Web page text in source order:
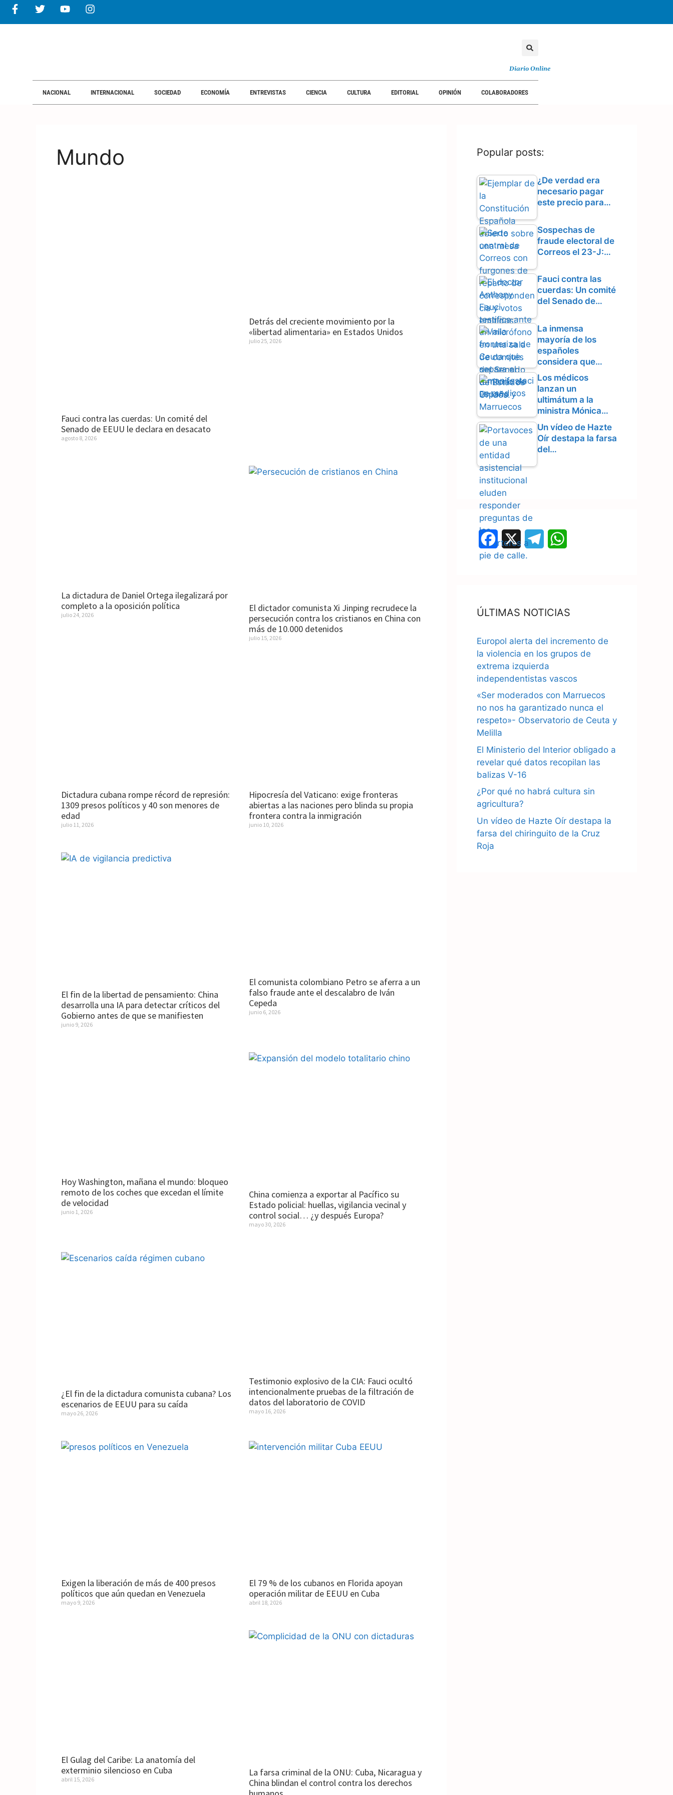
Diario Online
NACIONAL INTERNACIONAL SOCIEDAD ECONOMÍA ENTREVISTAS CIENCIA CULTURA EDITORIAL OPINIÓN COLABORADORES
Mundo
Fauci contra las cuerdas: Un comité del
Senado de EEUU le declara en desacato
agosto 8, 2026
Detrás del creciente movimiento por la
«libertad alimentaria» en Estados Unidos
julio 25, 2026
La dictadura de Daniel Ortega ilegalizará por
completo a la oposición política
julio 24, 2026
El dictador comunista Xi Jinping recrudece la
persecución contra los cristianos en China con
más de 10.000 detenidos
julio 15, 2026
Dictadura cubana rompe récord de represión:
1309 presos políticos y 40 son menores de
edad
julio 11, 2026
Hipocresía del Vaticano: exige fronteras
abiertas a las naciones pero blinda su propia
frontera contra la inmigración
junio 10, 2026
El fin de la libertad de pensamiento: China
desarrolla una IA para detectar críticos del
Gobierno antes de que se manifiesten
junio 9, 2026
El comunista colombiano Petro se aferra a un
falso fraude ante el descalabro de Iván
Cepeda
junio 6, 2026
Hoy Washington, mañana el mundo: bloqueo
remoto de los coches que excedan el límite
de velocidad
junio 1, 2026
China comienza a exportar al Pacífico su
Estado policial: huellas, vigilancia vecinal y
control social… ¿y después Europa?
mayo 30, 2026
¿El fin de la dictadura comunista cubana? Los
escenarios de EEUU para su caída
mayo 26, 2026
Testimonio explosivo de la CIA: Fauci ocultó
intencionalmente pruebas de la filtración de
datos del laboratorio de COVID
mayo 16, 2026
Exigen la liberación de más de 400 presos
políticos que aún quedan en Venezuela
mayo 9, 2026
El 79 % de los cubanos en Florida apoyan
operación militar de EEUU en Cuba
abril 18, 2026
El Gulag del Caribe: La anatomía del
exterminio silencioso en Cuba
abril 15, 2026
La farsa criminal de la ONU: Cuba, Nicaragua y
China blindan el control contra los derechos
Popular posts:
¿De verdad era
necesario pagar
este precio para…
Sospechas de
fraude electoral de
Correos el 23-J:…
Fauci contra las
cuerdas: Un comité
del Senado de…
La inmensa
mayoría de los
españoles
considera que…
Los médicos
lanzan un
ultimátum a la
ministra Mónica…
Un vídeo de Hazte
Oír destapa la farsa
del…
F
a
b
o
k
g
a
m
s
p
ÚLTIMAS NOTICIAS
Europol alerta del incremento de
la violencia en los grupos de
extrema izquierda
independentistas vascos
«Ser moderados con Marruecos
no nos ha garantizado nunca el
respeto»- Observatorio de Ceuta y
Melilla
El Ministerio del Interior obligado a
revelar qué datos recopilan las
balizas V-16
¿Por qué no habrá cultura sin
agricultura?
Un vídeo de Hazte Oír destapa la
farsa del chiringuito de la Cruz
Roja